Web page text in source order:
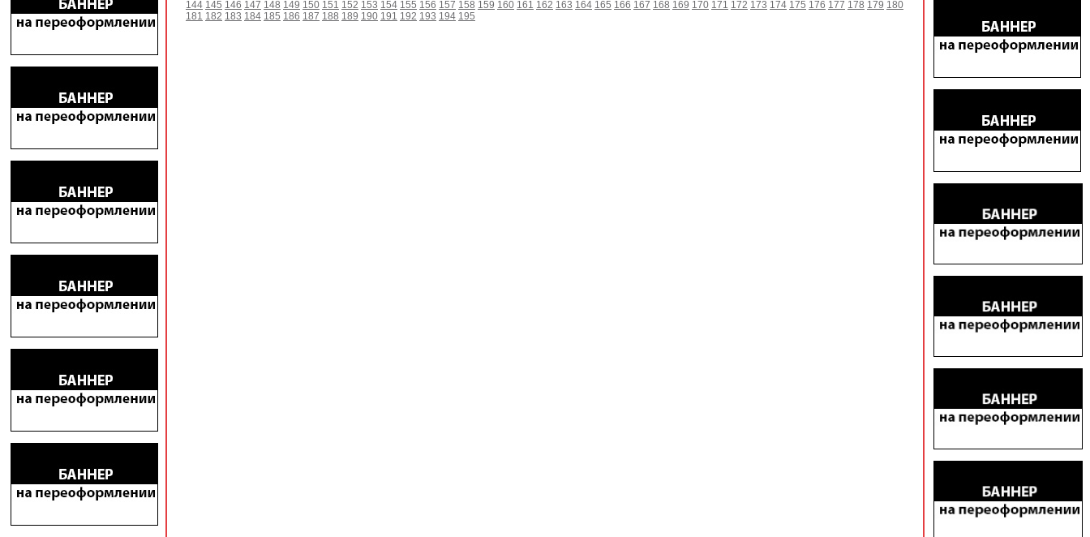
144 145 146 147 148 149 150 151 152 153 154 155 156 157 158 159 160 161 162 163 164 165 166 167 168 169 170 171 172 173 174 175 176 177 178 179 180
181 182 183 184 185 186 187 188 189 190 191 192 193 194 195